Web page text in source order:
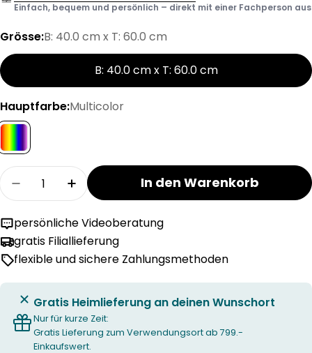
Einfach, bequem und persönlich – direkt mit einer Fachperson aus
Grösse:B: 40.0 cm x T: 60.0 cm
B: 40.0 cm x T: 60.0 cm
Hauptfarbe:Multicolor
Menge
Menge für FLURINA Fussmatte verringern
Menge für FLURINA Fussmatte
In den Warenkorb
persönliche Videoberatung
gratis Filiallieferung
flexible und sichere Zahlungsmethoden
Gratis Heimlieferung an deinen Wunschort
Nur für kurze Zeit:
Gratis Lieferung zum Verwendungsort ab 799.-
Einkaufswert.